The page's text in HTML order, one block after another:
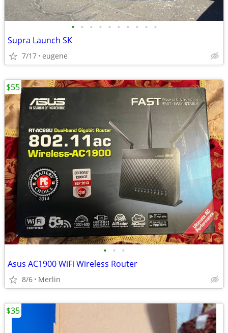
• • • • • • • • • •
Supra Launch SK
7/17 eugene
• • •
Asus AC1900 WiFi Wireless Router
8/6 Merlin
$55
$35